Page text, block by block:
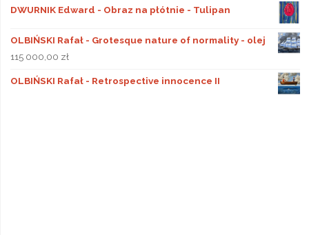
DWURNIK Edward - Obraz na płótnie - Tulipan
OLBIŃSKI Rafał - Grotesque nature of normality - olej
115 000,00 zł
OLBIŃSKI Rafał - Retrospective innocence II